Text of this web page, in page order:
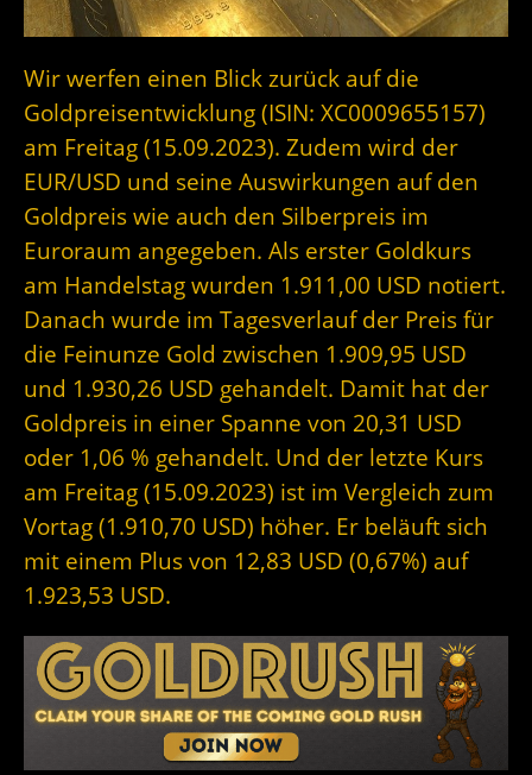
Wir werfen einen Blick zurück auf die
Goldpreisentwicklung (ISIN: XC0009655157)
am Freitag (15.09.2023). Zudem wird der
EUR/USD und seine Auswirkungen auf den
Goldpreis wie auch den Silberpreis im
Euroraum angegeben. Als erster Goldkurs
am Handelstag wurden 1.911,00 USD notiert.
Danach wurde im Tagesverlauf der Preis für
die Feinunze Gold zwischen 1.909,95 USD
und 1.930,26 USD gehandelt. Damit hat der
Goldpreis in einer Spanne von 20,31 USD
oder 1,06 % gehandelt. Und der letzte Kurs
am Freitag (15.09.2023) ist im Vergleich zum
Vortag (1.910,70 USD) höher. Er beläuft sich
mit einem Plus von 12,83 USD (0,67%) auf
1.923,53 USD.